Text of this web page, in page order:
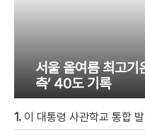
서울 올여름 최고기
측’ 40도 기록
1. 이 대통령 사관학교 통합 발